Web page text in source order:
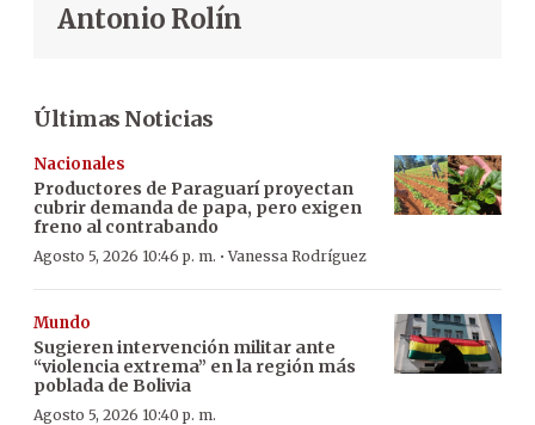
Antonio Rolín
Últimas Noticias
Nacionales
Productores de Paraguarí proyectan
cubrir demanda de papa, pero exigen
freno al contrabando
Agosto 5, 2026 10:46 p. m. ·Vanessa Rodríguez
Mundo
Sugieren intervención militar ante
“violencia extrema” en la región más
poblada de Bolivia
Agosto 5, 2026 10:40 p. m.